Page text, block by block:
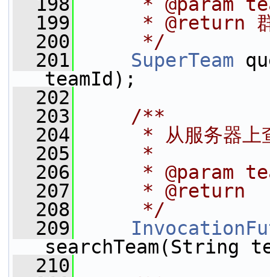
  199
* @return
  200
     */
  201
SuperTeam
teamId);
  202
  203
    /**
  204
* 从服务器上
  205
     *
  206
* @param
  207
     * @return
  208
     */
  209
searchTeam(String
  210